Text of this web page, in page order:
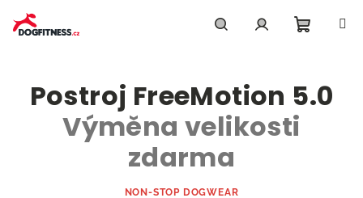
obsah
košík
Postroj FreeMotion 5.0
Výměna velikosti
zdarma
NON-STOP DOGWEAR